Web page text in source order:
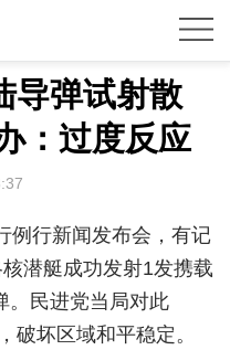
导弹试射散
：过度反应
例行新闻发布会，有记
潜艇成功发射1发携载
。民进党当局对此
破坏区域和平稳定。